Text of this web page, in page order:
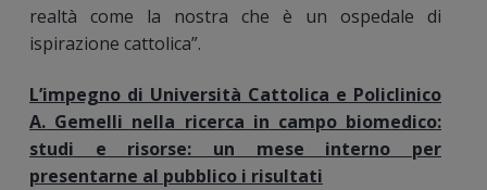
realtà come la nostra che è un ospedale di
ispirazione cattolica”.
L’impegno di Università Cattolica e Policlinico
A. Gemelli nella ricerca in campo biomedico:
studi e risorse: un mese interno per
presentarne al pubblico i risultati